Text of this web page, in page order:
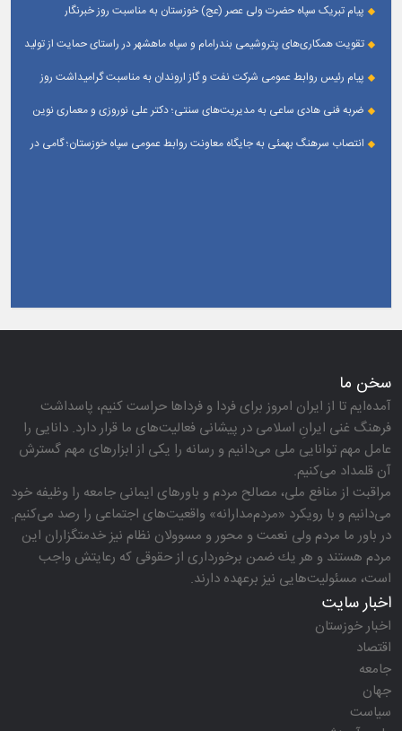
پیام تبریک سپاه حضرت ولی عصر (عج) خوزستان به مناسبت روز خبرنگار
تقویت همکاری‌های پتروشیمی بندرامام و سپاه ماهشهر در راستای حمایت از تولید
پیام رئیس روابط عمومی شركت نفت و گاز اروندان به مناسبت گرامیداشت روز
ضربه فنی هادی ساعی به مدیریت‌های سنتی؛ دکتر علی نوروزی و معماری نوین
انتصاب سرهنگ بهمئی به جایگاه معاونت روابط عمومی سپاه خوزستان؛ گامی در
سخن ما
آمده‌ایم تا از ایران امروز برای فردا و فرداها حراست كنیم، پاسداشت
فرهنگ غنی ایرانِ اسلامی در پیشانی فعالیت‌های ما قرار دارد. دانایی را
عامل مهم توانایی ملی می‌دانیم و رسانه را یكی از ابزارهای مهم گسترش
آن قلمداد می‌كنیم.
مراقبت از منافع ملی، مصالح مردم و باورهای ایمانی جامعه را وظیفه خود
می‌دانیم و با رویكرد «مردم‌مدارانه‌» واقعیت‌های اجتماعی را رصد می‌كنیم.
در باور ما مردم ولی نعمت و محور و مسوولان نظام نیز خدمتگزاران این
مردم هستند و هر یك ضمن برخورداری از حقوقی كه رعایتش واجب
است، مسئولیت‌هایی نیز برعهده دارند.
اخبار سایت
اخبار خوزستان
اقتصاد
جامعه
جهان
سیاست